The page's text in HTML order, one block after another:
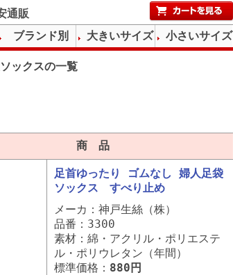
通販
ックスの一覧
商 品
足首ゆったり ゴムなし 婦人足袋
ソックス すべり止め
メーカ：神戸生絲（株）
品番：3300
素材：綿・アクリル・ポリエステ
ル・ポリウレタン（年間）
標準価格： 880円
ブランド別 大きいサイズ 小さいサイズ